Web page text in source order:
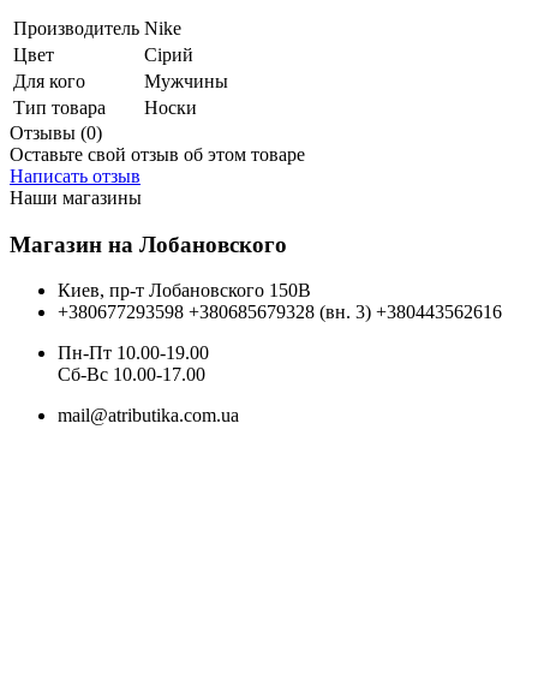
Производитель Nike
Цвет
Сірий
Для кого
Мужчины
Тип товара
Носки
Отзывы (0)
Оставьте свой отзыв об этом товаре
Написать отзыв
Наши магазины
Магазин на Лобановского
Киев, пр-т Лобановского 150В
+380677293598 +380685679328 (вн. 3) +380443562616
Пн-Пт 10.00-19.00
Cб-Вс 10.00-17.00
mail@atributika.com.ua